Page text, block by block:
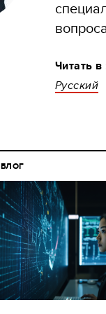
Читать в
Русский
БЛОГ